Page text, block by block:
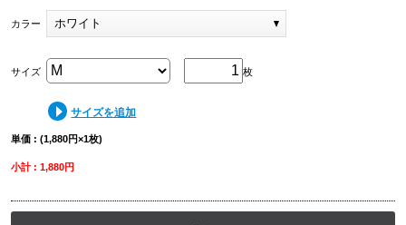
カラー ホワイト
枚
サイズ
サイズを追加
単価 : (1,880円×1枚)
小計 : 1,880円